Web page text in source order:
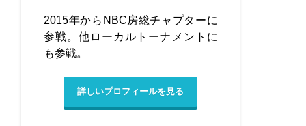
2015年からNBC房総チャプターに
参戦。他ローカルトーナメントに
も参戦。
詳しいプロフィールを見る